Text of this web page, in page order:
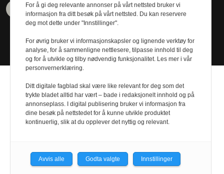
Design byNordström Design- Powered by
For å gi deg relevante annonser på vårt nettsted bruker vi
informasjon fra ditt besøk på vårt nettsted. Du kan reservere
deg mot dette under "Innstillinger".
For øvrig bruker vi informasjonskapsler og lignende verktøy for
analyse, for å sammenligne nettlesere, tilpasse innhold til deg
og for å utvikle og tilby nødvendig funksjonalitet. Les mer i vår
personvernerklæring.
Ditt digitale fagblad skal være like relevant for deg som det
trykte bladet alltid har vært – bade i redaksjonelt innhold og på
annonseplass. I digital publisering bruker vi informasjon fra
dine besøk på nettstedet for å kunne utvikle produktet
kontinuerlig, slik at du opplever det nyttig og relevant.
Avvis alle Godta valgte Innstillinger